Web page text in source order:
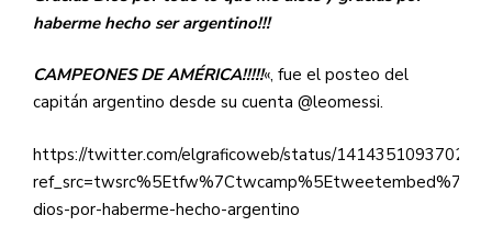
haberme hecho ser argentino!!!
CAMPEONES DE AMÉRICA!!!!!«, fue el posteo del
capitán argentino desde su cuenta @leomessi.
https://twitter.com/elgraficoweb/status/
dios-por-haberme-hecho-argentino